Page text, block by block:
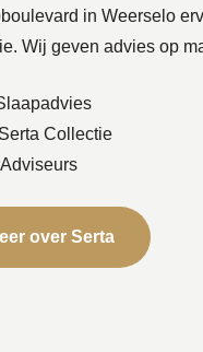
in Weerselo
Wij geven advies op
Collectie
over Serta